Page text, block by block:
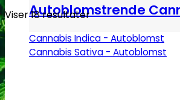
Autoblomstrende
Cannabis Indica - Autoblomst
Cannabis Sativa - Autoblomst
Viser 18 resultater